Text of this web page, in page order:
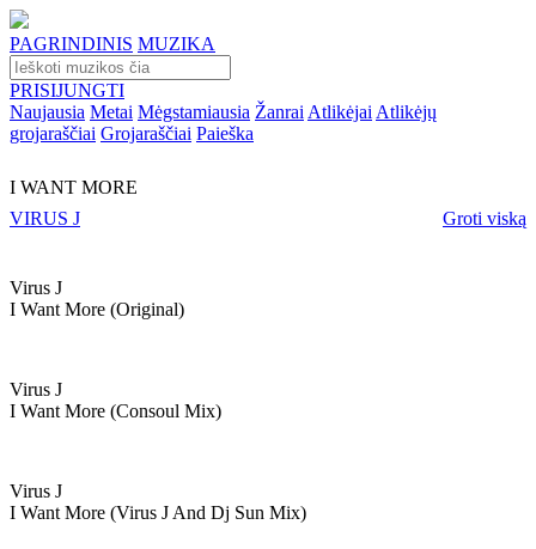
PAGRINDINIS MUZIKA
PRISIJUNGTI
Naujausia Metai Mėgstamiausia Žanrai Atlikėjai Atlikėjų
grojaraščiai Grojaraščiai Paieška
I WANT MORE
VIRUS J
Groti viską
Virus J
I Want More (original)
Virus J
I Want More (consoul Mix)
Virus J
I Want More (virus J And Dj Sun Mix)